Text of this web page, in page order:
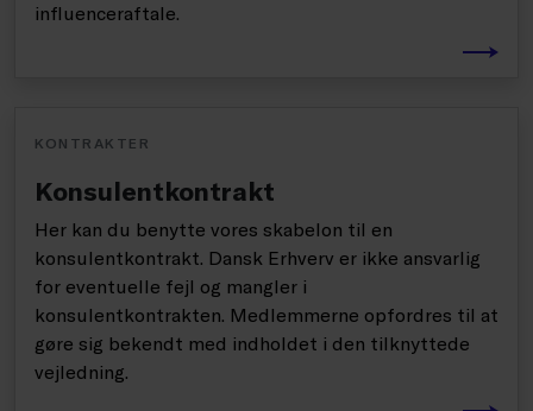
influenceraftale.
KONTRAKTER
Konsulentkontrakt
Her kan du benytte vores skabelon til en
konsulentkontrakt. Dansk Erhverv er ikke ansvarlig
for eventuelle fejl og mangler i
konsulentkontrakten. Medlemmerne opfordres til at
gøre sig bekendt med indholdet i den tilknyttede
vejledning.